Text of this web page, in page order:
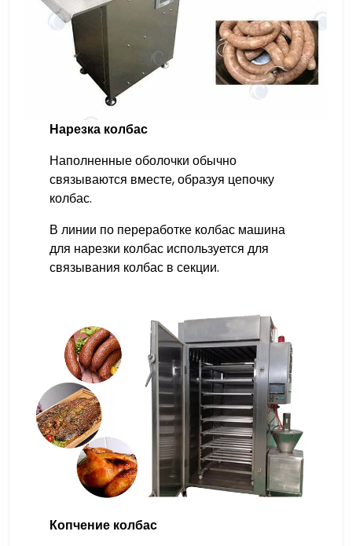
Нарезка колбас
Наполненные оболочки обычно
связываются вместе, образуя цепочку
колбас.
В линии по переработке колбас машина
для нарезки колбас используется для
связывания колбас в секции.
Копчение колбас